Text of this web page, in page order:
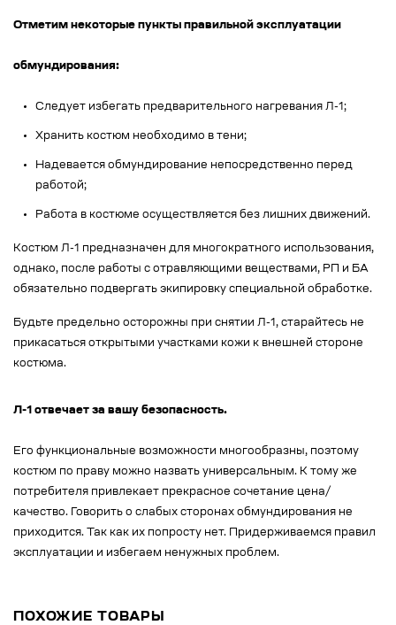
Отметим некоторые пункты правильной эксплуатации
обмундирования:
Следует избегать предварительного нагревания Л-1;
Хранить костюм необходимо в тени;
Надевается обмундирование непосредственно перед
работой;
Работа в костюме осуществляется без лишних движений.
Костюм Л-1 предназначен для многократного использования,
однако, после работы с отравляющими веществами, РП и БА
обязательно подвергать экипировку специальной обработке.
Будьте предельно осторожны при снятии Л-1, старайтесь не
прикасаться открытыми участками кожи к внешней стороне
костюма.
Л-1 отвечает за вашу безопасность.
Его функциональные возможности многообразны, поэтому
костюм по праву можно назвать универсальным. К тому же
потребителя привлекает прекрасное сочетание цена/
качество. Говорить о слабых сторонах обмундирования не
приходится. Так как их попросту нет. Придерживаемся правил
эксплуатации и избегаем ненужных проблем.
ПОХОЖИЕ ТОВАРЫ